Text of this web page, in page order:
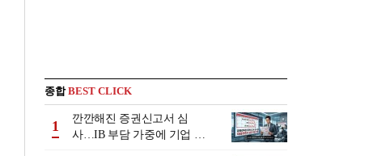
종합BEST CLICK
1
깐깐해진 증권신고서 심
사…IB 부담 가중에 기업 자